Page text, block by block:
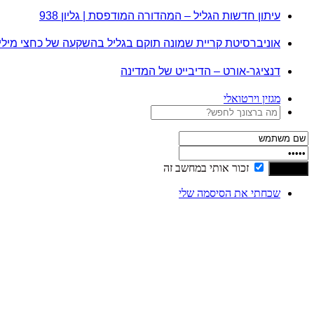
עיתון חדשות הגליל – המהדורה המודפסת | גליון 938
אוניברסיטת קריית שמונה תוקם בגליל בהשקעה של כחצי
דנציגר-אורט – הדיבייט של המדינה
מגזין וירטואלי
זכור אותי במחשב זה
שכחתי את הסיסמה שלי